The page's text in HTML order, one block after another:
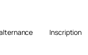
Inscription